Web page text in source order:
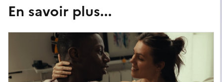
En savoir plus...